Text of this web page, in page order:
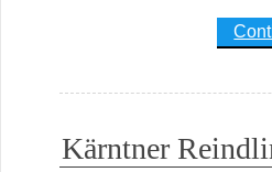
Kärntner